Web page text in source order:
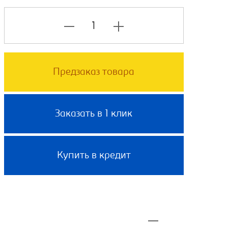
Предзаказ товара
Заказать в 1 клик
Купить в кредит